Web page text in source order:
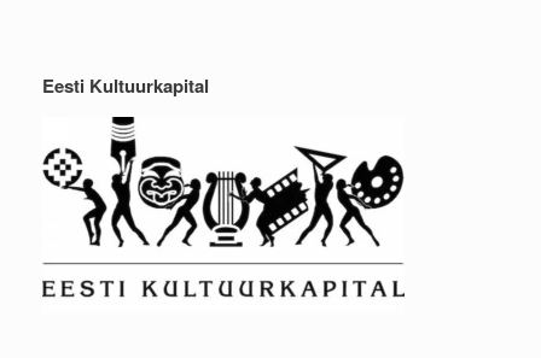
Eesti Kultuurkapital